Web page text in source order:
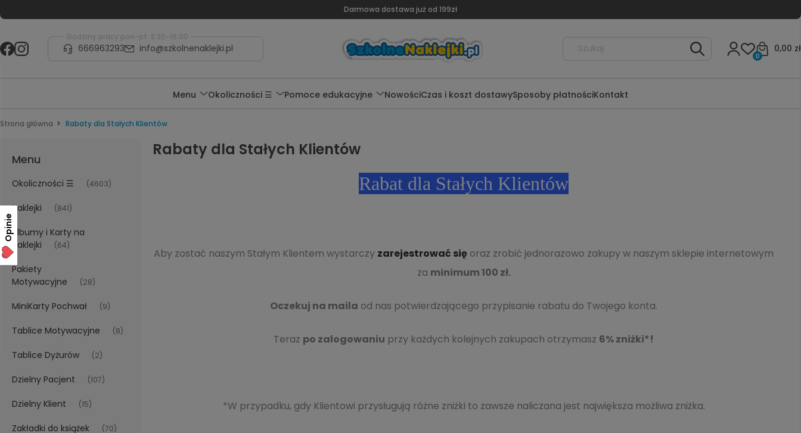
Darmowa dostawa już od 199zł
Godziny pracy pon-pt: 8:30-16:00
666963293 info@szkolnenaklejki.pl 0,00 zł
0
Menu Okoliczności ☰ Pomoce edukacyjne NowościCzas i koszt dostawySposoby płatnościKontakt
Strona główna Rabaty dla Stałych Klientów
Menu
Okoliczności ☰ (4603)
Naklejki (841)
Albumy i Karty na
naklejki
(64)
Pakiety
Motywacyjne
(28)
MiniKarty Pochwał (9)
Tablice Motywacyjne (8)
Tablice Dyżurów (2)
Dzielny Pacjent (107)
Dzielny Klient (15)
Zakładki do książek (70)
Rabaty dla Stałych Klientów
Rabat dla Stałych Klientów
Aby zostać naszym Stałym Klientem wystarczy zarejestrować się oraz zrobić jednorazowo zakupy w naszym sklepie internetowym
za minimum 100 zł.
Oczekuj na maila od nas potwierdzającego przypisanie rabatu do Twojego konta.
Teraz po zalogowaniu przy każdych kolejnych zakupach otrzymasz 6% zniżki*!
*W przypadku, gdy Klientowi przysługują różne zniżki to zawsze naliczana jest największa możliwa zniżka.
Opinie